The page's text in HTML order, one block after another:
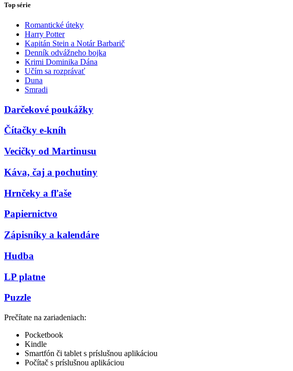
Top série
Romantické úteky
Harry Potter
Kapitán Stein a Notár Barbarič
Denník odvážneho bojka
Krimi Dominika Dána
Učím sa rozprávať
Duna
Smradi
Darčekové poukážky
Čítačky e-kníh
Vecičky od Martinusu
Káva, čaj a pochutiny
Hrnčeky a fľaše
Papiernictvo
Zápisníky a kalendáre
Hudba
LP platne
Puzzle
Prečítate na zariadeniach:
Pocketbook
Kindle
Smartfón či tablet s príslušnou aplikáciou
Počítač s príslušnou aplikáciou